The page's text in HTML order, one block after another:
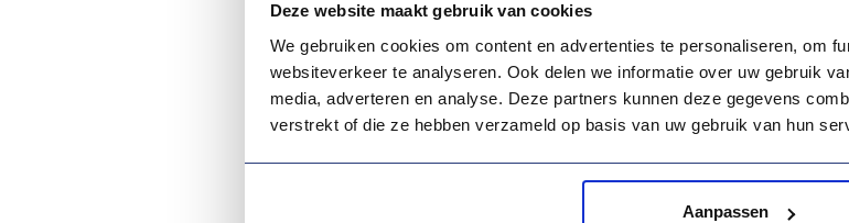
Deze website maakt gebruik van cookies
We gebruiken cookies om content en advertenties te personaliseren, om
websiteverkeer te analyseren. Ook delen we informatie over uw gebruik
media, adverteren en analyse. Deze partners kunnen deze gegevens
verstrekt of die ze hebben verzameld op basis van uw gebruik van hun
Aanpassen
Misschien ook